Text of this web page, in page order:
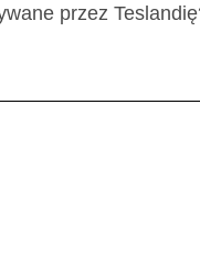
przez